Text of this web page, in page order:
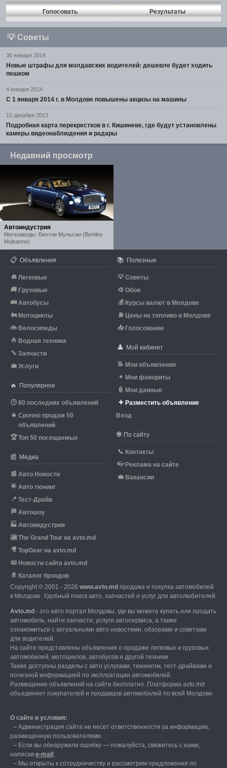
Голосовать Результаты
💡 Советы
30 января 2014
Новые штрафы для молдавских водителей: дешевле будет ходить
пешком
4 января 2014
С 1 января 2014 г. в Молдове повышены акцизы на машины
10 декабря 2013
Подробная карта перекрестков в г. Кишиневе, где будут установлены
камеры видеонаблюдения и радары
Недавний просмотр
Автоиндустрия
Мегазаводы: Бентли Мульсан (Bentley
Mulsanne)
📋 Объявления
🚘 Легковые
🚚 Грузовые
🚌 Автобусы
🏍 Мотоциклы
🚲 Велосипеды
⛵ Водная техника
🔧 Запчасти
💼 Услуги
🔥 Популярное
🕒 80 последних объявлений
🔥 Срочно продам 50
объявлений
🏆Топ 50 посещаемых
📰 Медиа
📰 Авто Новости
🌟 Авто тюнинг
📍 Тест-Драйв
🏁 Автошоу
🏭 Автоиндустрия
🎦 The Grand Tour на avto.md
🎥 TopGear на avto.md
📧 Новости сайта avto.md
📄 Каталог брэндов
📚 Полезные
💡 Советы
🎨 Обои
💰 Курсы валют в Молдове
⛽ Цены на топливо в Молдове
📥 Голосование
👤 Мой кабинет
📝 Мои объявления
♥ Мои фавориты
👮 Мои данные
➕ Разместить объявление
Вход
🌐 По сайту
📞 Контакты
👓 Реклама на сайте
💼 Вакансии
Copyright © 2001 - 2026 www.avto.md продажа и покупка автомобилей
в Молдове. Удобный поиск авто, запчастей и услуг для автолюбителей.
Avto.md - это авто портал Молдовы, где вы можете купить или продать
автомобиль, найти запчасти, услуги автосервиса, а также
ознакомиться с актуальными авто новостями, обзорами и советами
для водителей.
На сайте представлены объявления о продаже легковых и грузовых
автомобилей, мотоциклов, автобусов и другой техники.
Также доступны разделы с авто услугами, тюнингом, тест-драйвами и
полезной информацией по эксплуатации автомобилей.
Размещение объявлений на сайте бесплатно. Платформа avto.md
объединяет покупателей и продавцов автомобилей по всей Молдове.
О сайте и условия:
– Администрация сайта не несет ответственности за информацию,
размещенную пользователями.
– Если вы обнаружили ошибку — пожалуйста, свяжитесь с нами,
написав е-mail ;
– Мы открыты к сотрудничеству и рассмотрим предложения по